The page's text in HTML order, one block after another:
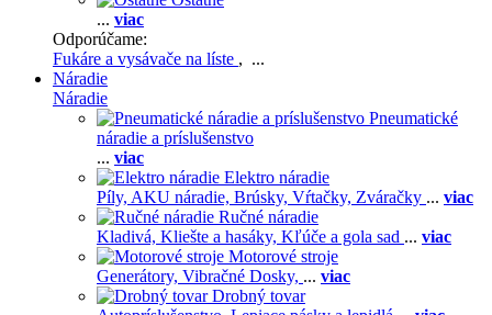
... viac
Odporúčame:
Fukáre a vysávače na líste , ...
Náradie
Náradie
Pneumatické
náradie a príslušenstvo
... viac
Elektro náradie
Píly, AKU náradie, Brúsky, Vŕtačky, Zváračky ... viac
Ručné náradie
Kladivá, Kliešte a hasáky, Kľúče a gola sad ... viac
Motorové stroje
Generátory, Vibračné Dosky, ... viac
Drobný tovar